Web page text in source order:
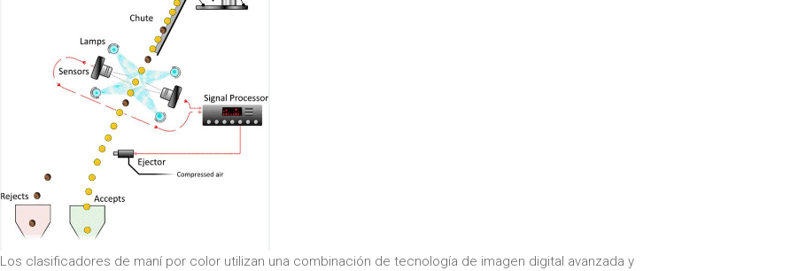
Los clasificadores de maní por color utilizan una combinación de tecnología de imagen digital avanzada y